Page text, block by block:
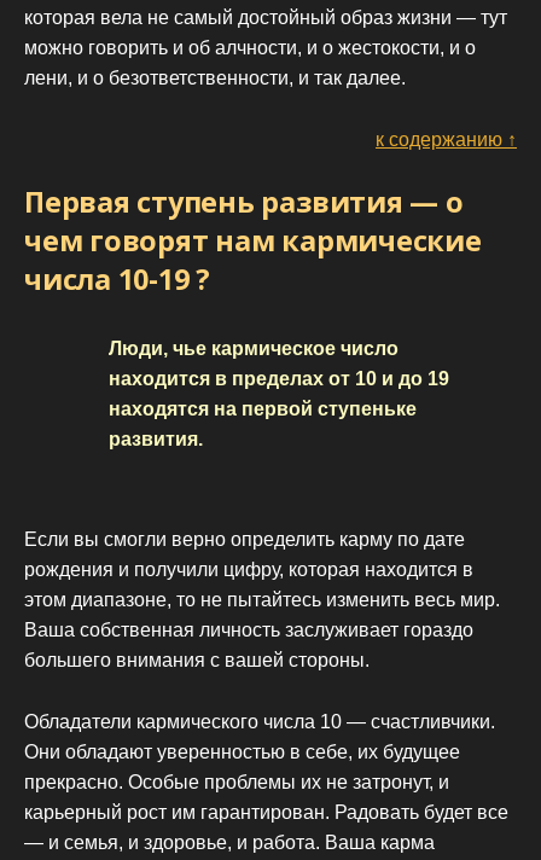
которая вела не самый достойный образ жизни — тут
можно говорить и об алчности, и о жестокости, и о
лени, и о безответственности, и так далее.
к содержанию ↑
Первая ступень развития — о
чем говорят нам кармические
числа 10-19 ?
Люди, чье кармическое число
находится в пределах от 10 и до 19
находятся на первой ступеньке
развития.
Если вы смогли верно определить карму по дате
рождения и получили цифру, которая находится в
этом диапазоне, то не пытайтесь изменить весь мир.
Ваша собственная личность заслуживает гораздо
большего внимания с вашей стороны.
Обладатели кармического числа 10 — счастливчики.
Они обладают уверенностью в себе, их будущее
прекрасно. Особые проблемы их не затронут, и
карьерный рост им гарантирован. Радовать будет все
— и семья, и здоровье, и работа. Ваша карма